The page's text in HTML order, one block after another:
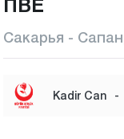
ПВЕ
Сакарья -
Kadir Can -